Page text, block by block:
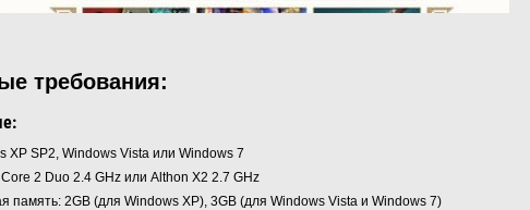
требования:
XP SP2, Windows Vista или Windows 7
2 Duo 2.4 GHz или Althon X2 2.7 GHz
память: 2GB (для Windows XP), 3GB (для Windows Vista и Windows 7)